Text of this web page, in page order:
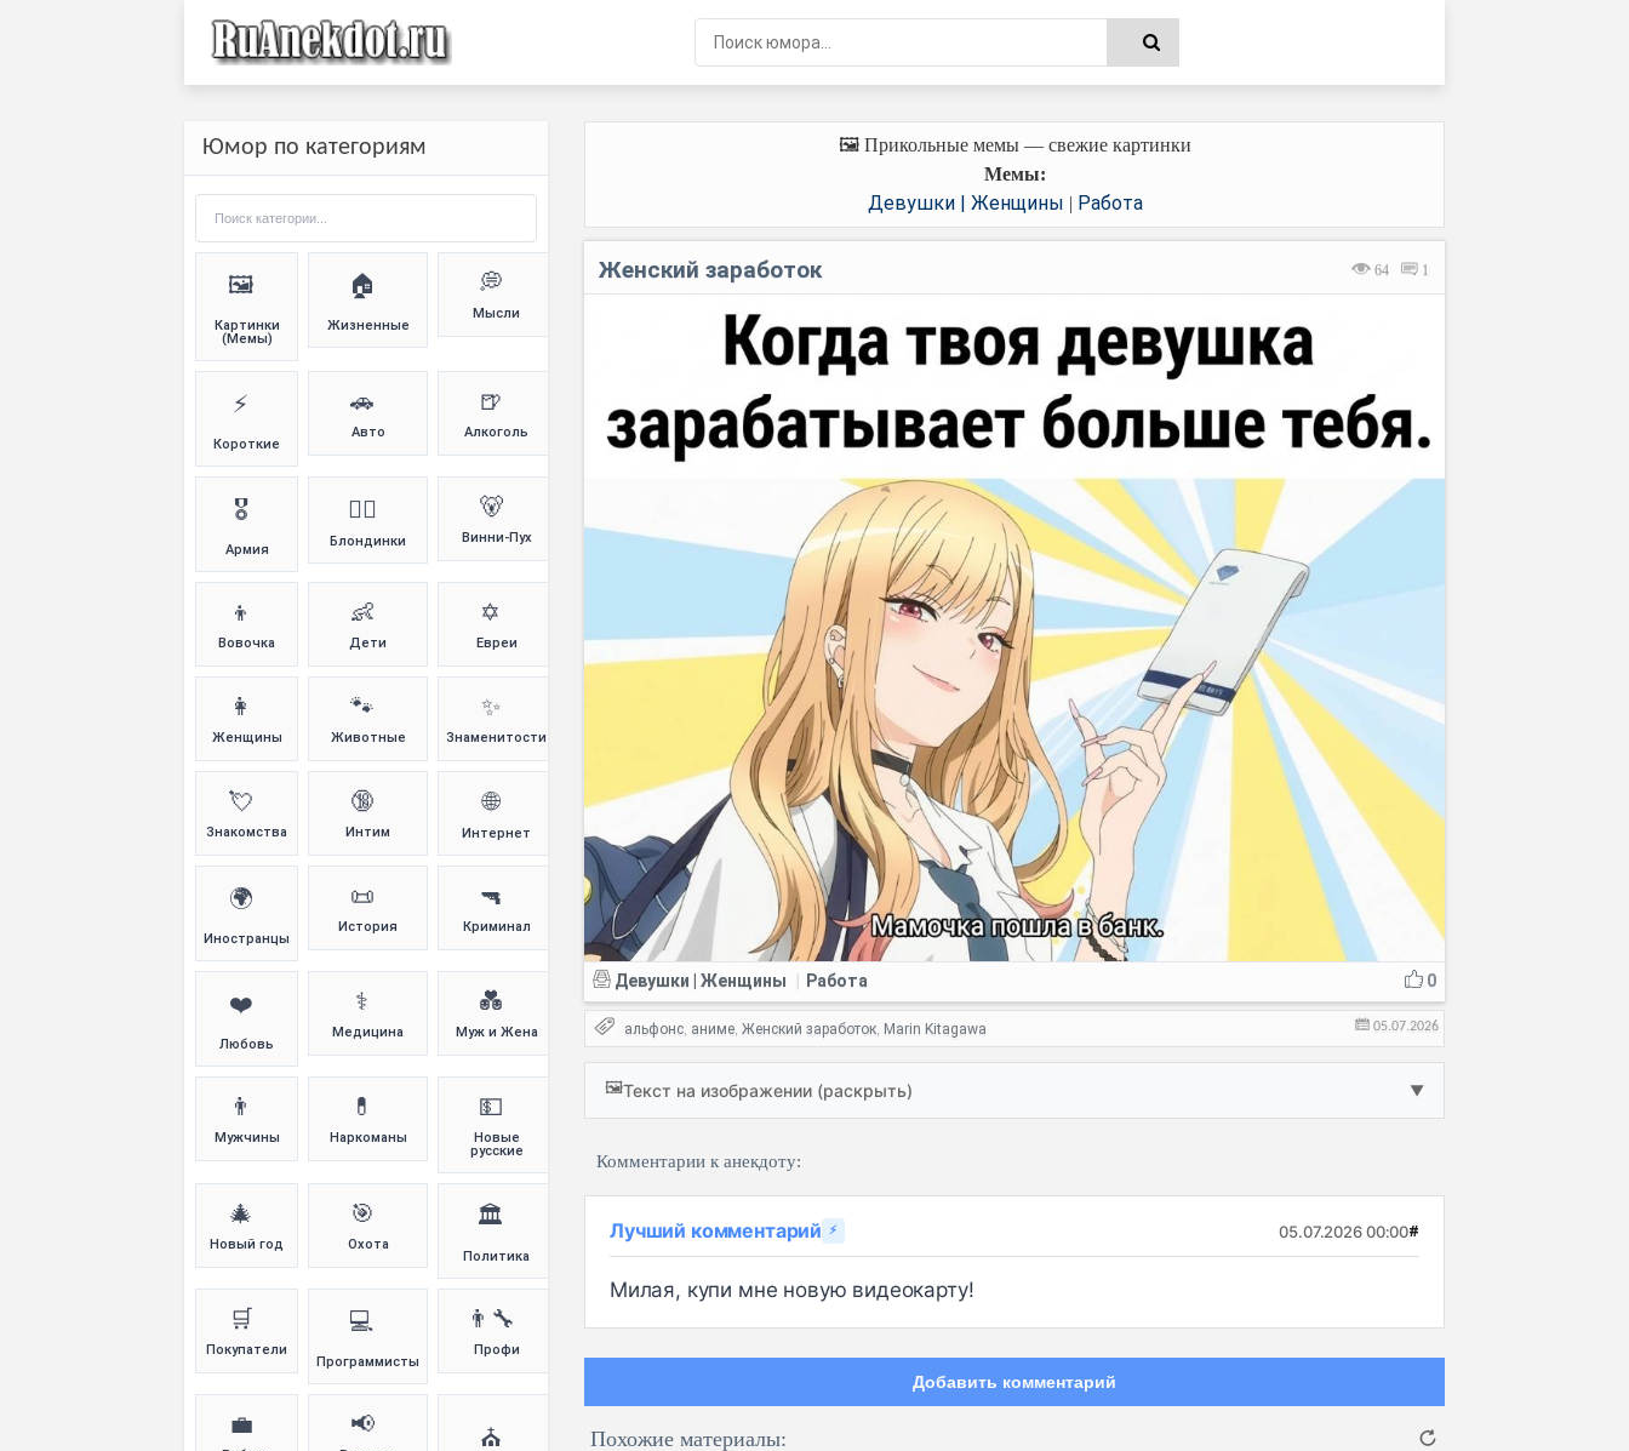
🖼️ Прикольные мемы — свежие картинки
Мемы:
Девушки | Женщины | Работа
64 1
Женский заработок
0
Девушки | Женщины Работа
05.07.2026
альфонс, аниме, Женский заработок, Marin Kitagawa
🖼️Текст на изображении (раскрыть) ▼
Комментарии к анекдоту:
Лучший комментарий ⚡ 05.07.2026 00:00#
Милая, купи мне новую видеокарту!
Добавить комментарий
Похожие материалы:
Юмор по категориям
🖼️
Картинки
(Мемы)
🏠
Жизненные
💭
Мысли
⚡
Короткие
🚗
Авто
🍺
Алкоголь
🎖️
Армия
👱‍♀️
Блондинки
🐻
Винни-Пух
👦
Вовочка
👶
Дети
✡️
Евреи
👩
Женщины
🐾
Животные
✨
Знаменитости
💘
Знакомства
🔞
Интим
🌐
Интернет
🌍
Иностранцы
📜
История
🔫
Криминал
❤️
Любовь
⚕️
Медицина
💑
Муж и Жена
👨
Мужчины
💊
Наркоманы
💵
Новые
русские
🎄
Новый год
🎯
Охота
🏛️
Политика
🛒
Покупатели
💻
Программисты
👨‍🔧
Профи
💼 📢 ⛪